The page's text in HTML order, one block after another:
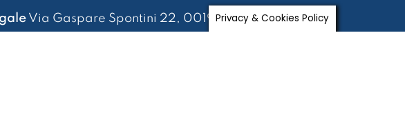
Via Gaspare Spontini 22, 00198 RomaPrivacy & Cookies Policy